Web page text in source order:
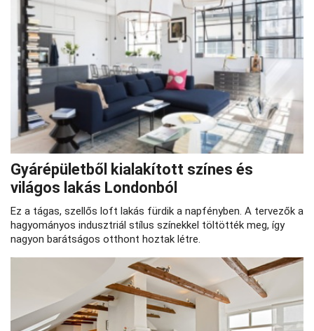
Gyárépületből kialakított színes és
világos lakás Londonból
Ez a tágas, szellős loft lakás fürdik a napfényben. A tervezők a
hagyományos indusztriál stílus színekkel töltötték meg, így
nagyon barátságos otthont hoztak létre.